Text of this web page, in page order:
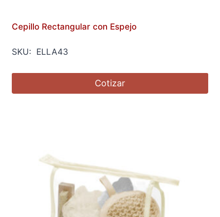
Cepillo Rectangular con Espejo
SKU: ELLA43
Cotizar